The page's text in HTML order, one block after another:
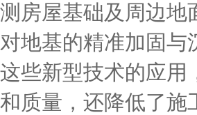
测房屋基础及周边地
对地基的精准加固与
这些新型技术的应用
和质量，还降低了施